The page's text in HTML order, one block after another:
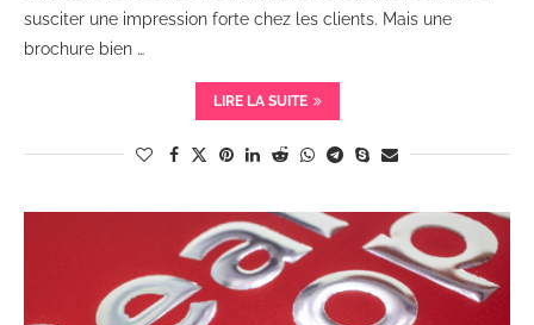
susciter une impression forte chez les clients. Mais une
brochure bien …
LIRE LA SUITE